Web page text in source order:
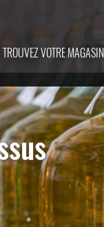
TROUVEZ VOTRE MAGASIN